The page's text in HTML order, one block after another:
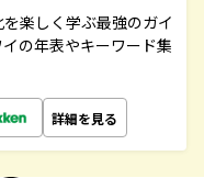
楽しく学ぶ最強のガイ
の年表やキーワード集
詳細を見る